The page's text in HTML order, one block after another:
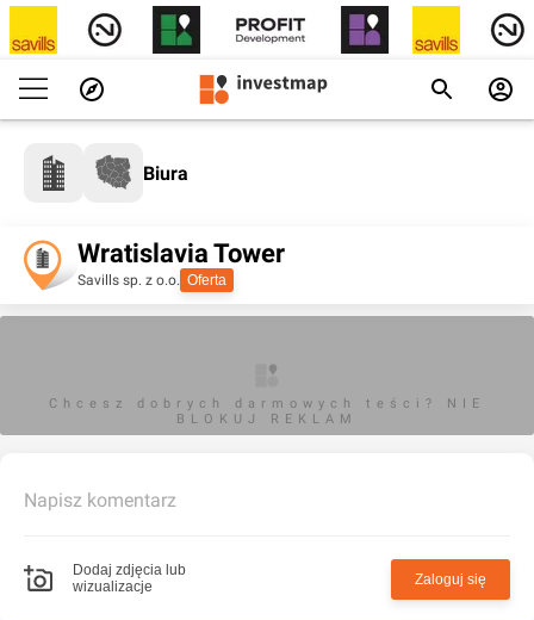
Biura
Wratislavia Tower
Savills sp. z o.o. Oferta
Chcesz dobrych darmowych teści? NIE
BLOKUJ REKLAM
Napisz komentarz
Dodaj zdjęcia lub
wizualizacje
Zaloguj się